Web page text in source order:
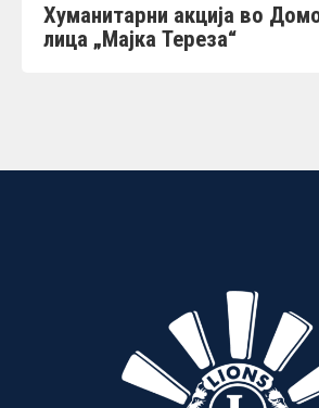
Хуманитарни акција во
лица „Мајка Тереза“